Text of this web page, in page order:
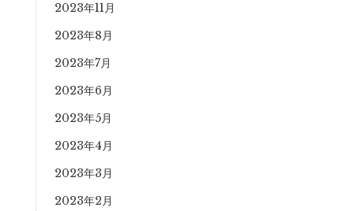
2023年11月
2023年8月
2023年7月
2023年6月
2023年5月
2023年4月
2023年3月
2023年2月